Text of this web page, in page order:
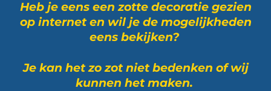
Heb je eens een zotte decoratie gezien
op internet en wil je de mogelijkheden
eens bekijken?
Je kan het zo zot niet bedenken of wij
kunnen het maken.